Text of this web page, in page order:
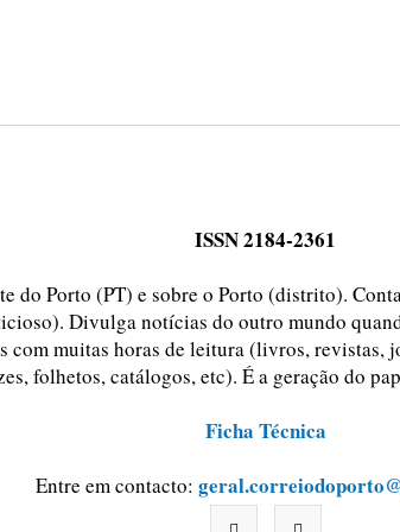
ISSN 2184-2361
do Porto (PT) e sobre o Porto (distrito).
Divulga notícias do outro mundo
muitas horas de leitura (livros, revistas,
folhetos, catálogos, etc). É a geração do
Ficha Técnica
Entre em contacto: